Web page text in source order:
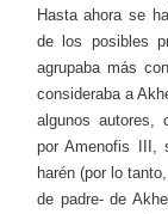
Hasta ahora se
de los posibles
agrupaba más
consideraba a
algunos autores,
por Amenofis III,
harén (por lo
de padre- de